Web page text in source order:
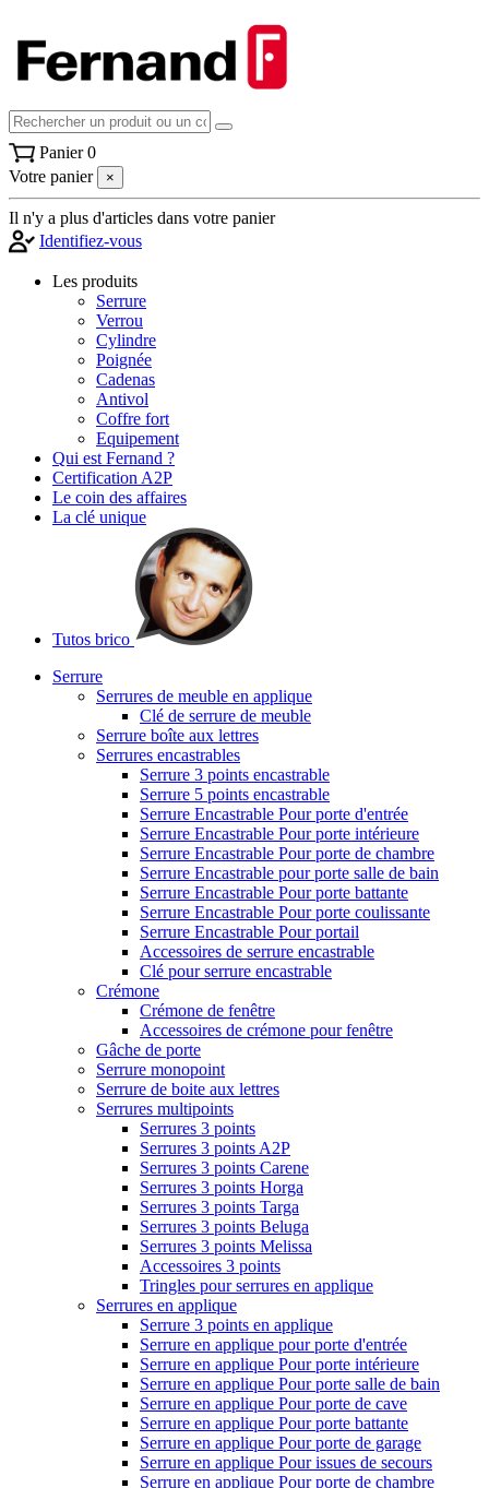
Panier 0
Votre panier
×
Il n'y a plus d'articles dans votre panier
Identifiez-vous
Les produits
Serrure
Verrou
Cylindre
Poignée
Cadenas
Antivol
Coffre fort
Equipement
Qui est Fernand ?
Certification A2P
Le coin des affaires
La clé unique
Tutos brico
Serrure
Serrures de meuble en applique
Clé de serrure de meuble
Serrure boîte aux lettres
Serrures encastrables
Serrure 3 points encastrable
Serrure 5 points encastrable
Serrure Encastrable Pour porte d'entrée
Serrure Encastrable Pour porte intérieure
Serrure Encastrable Pour porte de chambre
Serrure Encastrable pour porte salle de bain
Serrure Encastrable Pour porte battante
Serrure Encastrable Pour porte coulissante
Serrure Encastrable Pour portail
Accessoires de serrure encastrable
Clé pour serrure encastrable
Crémone
Crémone de fenêtre
Accessoires de crémone pour fenêtre
Gâche de porte
Serrure monopoint
Serrure de boite aux lettres
Serrures multipoints
Serrures 3 points
Serrures 3 points A2P
Serrures 3 points Carene
Serrures 3 points Horga
Serrures 3 points Targa
Serrures 3 points Beluga
Serrures 3 points Melissa
Accessoires 3 points
Tringles pour serrures en applique
Serrures en applique
Serrure 3 points en applique
Serrure en applique pour porte d'entrée
Serrure en applique Pour porte intérieure
Serrure en applique Pour porte salle de bain
Serrure en applique Pour porte de cave
Serrure en applique Pour porte battante
Serrure en applique Pour porte de garage
Serrure en applique Pour issues de secours
Serrure en applique Pour porte de chambre